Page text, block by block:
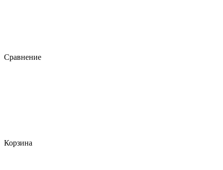
Сравнение
Корзина